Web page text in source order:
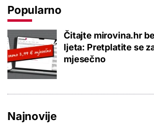
Popularno
Čitajte mirovina.hr
ljeta: Pretplatite se
mjesečno
Najnovije